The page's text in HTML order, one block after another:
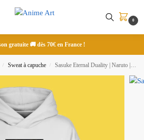
0
gratuite 🚚 dès 70€ en France !
/ Sweat à capuche / Sasuke Eternal Duality | Naruto | Sweat à capuche brodé